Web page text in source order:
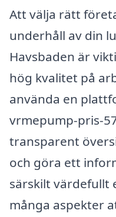
Att välja rätt
underhåll av din
Havsbaden är
hög kvalitet på
använda en
vrmepump-pris-
transparent
och göra ett
särskilt värdefullt
många aspekter